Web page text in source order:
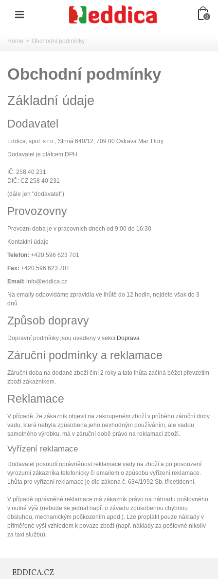
0
Home > Obchodní podmínky
Obchodní podmínky
Základní údaje
Dodavatel
Eddica, spol. s r.o., Strmá 640/12, 709 00 Ostrava Mar. Hory
Dodavatel je plátcem DPH.
IČ: 258 40 231
DIČ: CZ 258 40 231
(dále jen "dodavatel")
Provozovny
Provozní doba je v pracovních dnech od 9:00 do 16:30
Kontaktní údaje
Telefon: +420 596 623 701
Fax: +420 596 623 701
Email: info@eddica.cz
Na emaily odpovídáme zpravidla ve lhůtě do 12 hodin, nejdéle však do 3
dnů
Způsob dopravy
Dopravní podmínky jsou uvedeny v sekci Doprava
Záruční podmínky a reklamace
Záruční doba na dodané zboží činí 2 roky a tato lhůta začíná běžet převzetím
zboží zákazníkem.
Reklamace
V případě, že zákazník objevil na zakoupeném zboží v průběhu záruční doby
vadu, která nebyla způsobena jeho nevhodným používáním, ale vadou
samotného výrobku, má v záruční době právo na reklamaci zboží.
Vyřízení reklamace
Dodavatel posoudí oprávněnost reklamace vady na zboží a po posouzení
vyrozumí zákazníka telefonicky či emailem o způsobu vyřízení reklamace.
Lhůta pro vyřízení reklamace je dle zákona č. 634/1992 Sb. třicetidenní.
V případě oprávněné reklamace má zákazník právo na náhradu poštovného
v nutné výši (nebude se jednat např. o závadu způsobenou chybnou
obsluhou, mechanickým poškozením apod.). Lze proplatit pouze náklady v
přiměřené výši vzhledem k povaze zboží (např. náklady za poštovné nikoliv
za taxi službu).
EDDICA.CZ